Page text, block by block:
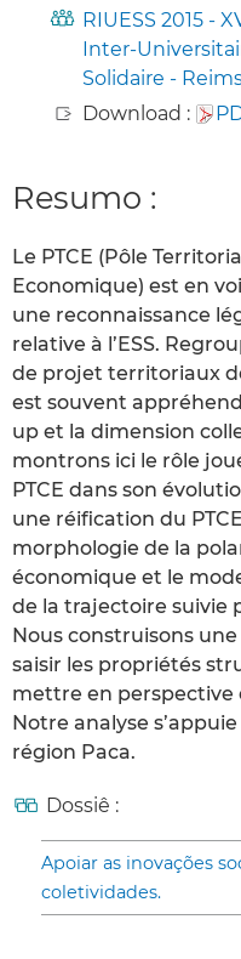
RIUESS 2015 -
Inter-
Solidaire -
Download :
Resumo :
Le PTCE (Pôle
Economique) est en
une reconnaissance
relative à l’ESS.
de projet territoriaux
est souvent
up et la dimension
montrons ici le rôle
PTCE dans son
une réification du
morphologie de la
économique et le
de la trajectoire suivie
Nous construisons
saisir les propriétés
mettre en perspective
Notre analyse
région Paca.
Dossiê :
Apoiar as inovações
coletividades.